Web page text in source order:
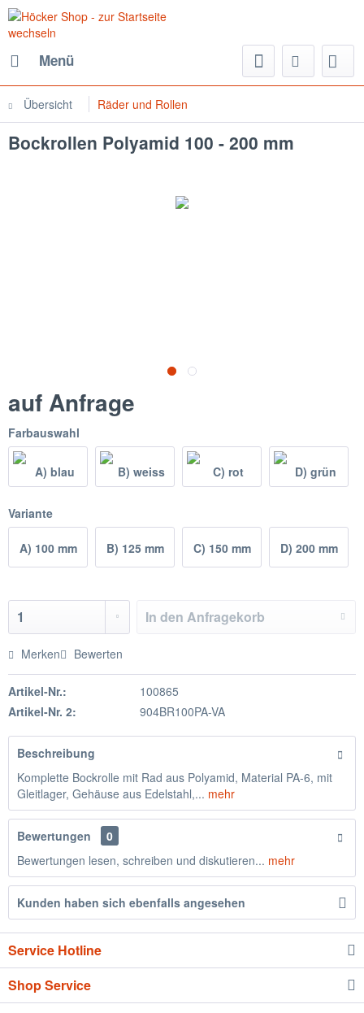
Menü
Übersicht Räder und Rollen
Bockrollen Polyamid 100 - 200 mm
auf Anfrage
Farbauswahl
Variante
A) 100 mm B) 125 mm C) 150 mm D) 200 mm
In den Anfragekorb
Merken Bewerten
Artikel-Nr.:
100865
Artikel-Nr. 2:
904BR100PA-VA
Beschreibung
Komplette Bockrolle mit Rad aus Polyamid, Material PA-6, mit
Gleitlager, Gehäuse aus Edelstahl,... mehr
Bewertungen
0
Bewertungen lesen, schreiben und diskutieren... mehr
Kunden haben sich ebenfalls angesehen
Service Hotline
Shop Service